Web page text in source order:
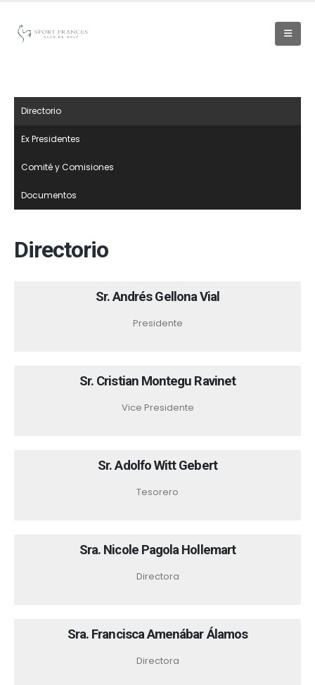
Directorio
Ex Presidentes
Comité y Comisiones
Documentos
Directorio
Sr. Andrés Gellona Vial
Presidente
Sr. Cristian Montegu Ravinet
Vice Presidente
Sr. Adolfo Witt Gebert
Tesorero
Sra. Nicole Pagola Hollemart
Directora
Sra. Francisca Amenábar Álamos
Directora